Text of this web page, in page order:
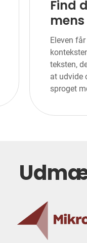
Find
Eleven
teksten,
at udvide
sproget